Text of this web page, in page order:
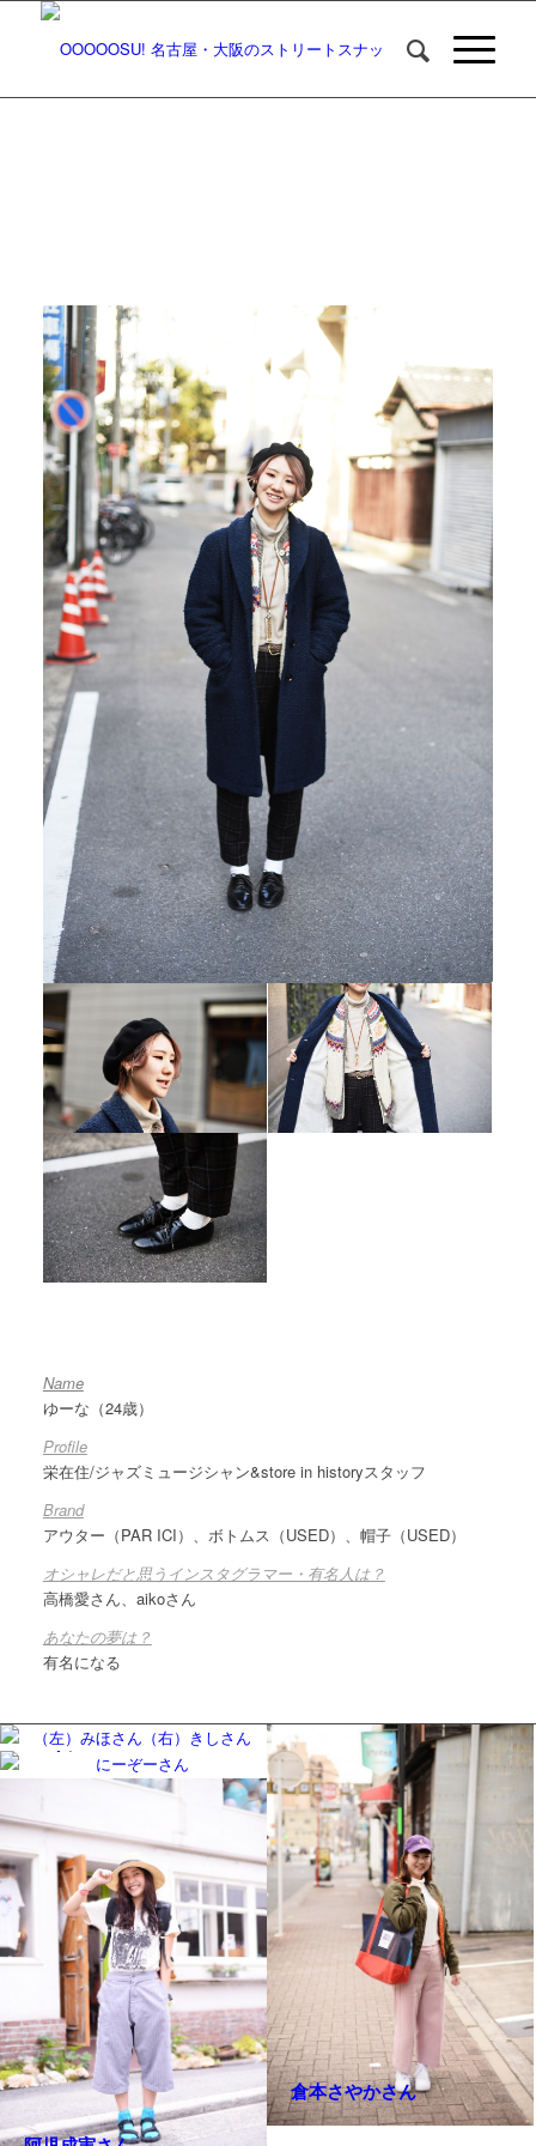
Name
ゆーな（24歳）
Profile
栄在住/ジャズミュージシャン&store in historyスタッフ
Brand
アウター（PAR ICI）、ボトムス（USED）、帽子（USED）
オシャレだと思うインスタグラマー・有名人は？
高橋愛さん、aikoさん
あなたの夢は？
有名になる
倉本さやかさん
にーぞーさん（大阪
Snap）
（左）夏菜さん（右）林さ